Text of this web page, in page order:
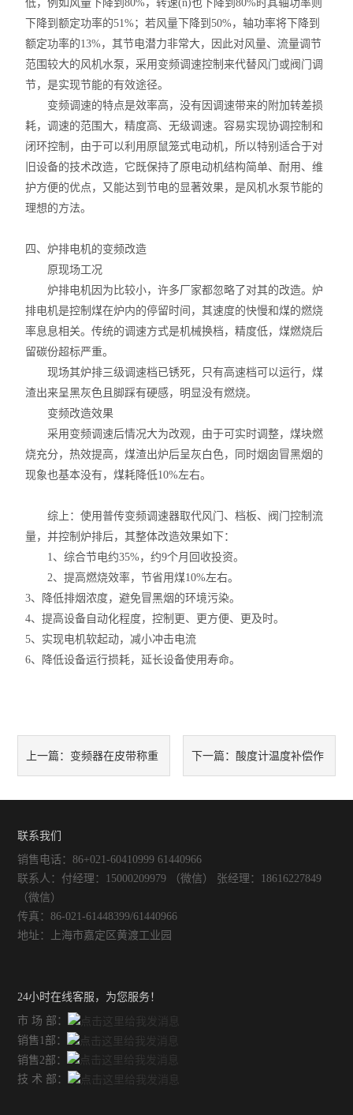
低，例如风量下降到80%，转速(n)也下降到80%时其轴功率则
下降到额定功率的51%；若风量下降到50%，轴功率将下降到
额定功率的13%，其节电潜力非常大，因此对风量、流量调节
范围较大的风机水泵，采用变频调速控制来代替风门或阀门调
节，是实现节能的有效途径。
变频调速的特点是效率高，没有因调速带来的附加转差损
耗，调速的范围大，精度高、无级调速。容易实现协调控制和
闭环控制，由于可以利用原鼠笼式电动机，所以特别适合于对
旧设备的技术改造，它既保持了原电动机结构简单、耐用、维
护方便的优点，又能达到节电的显著效果，是风机水泵节能的
理想的方法。
四、炉排电机的变频改造
原现场工况
炉排电机因为比较小，许多厂家都忽略了对其的改造。炉
排电机是控制煤在炉内的停留时间，其速度的快慢和煤的燃烧
率息息相关。传统的调速方式是机械换档，精度低，煤燃烧后
留碳份超标严重。
现场其炉排三级调速档已锈死，只有高速档可以运行，煤
渣出来呈黑灰色且脚踩有硬感，明显没有燃烧。
变频改造效果
采用变频调速后情况大为改观，由于可实时调整，煤块燃
烧充分，热效提高，煤渣出炉后呈灰白色，同时烟囱冒黑烟的
现象也基本没有，煤耗降低10%左右。
综上：使用普传变频调速器取代风门、档板、阀门控制流
量，并控制炉排后，其整体改造效果如下：
1、综合节电约35%，约9个月回收投资。
2、提高燃烧效率，节省用煤10%左右。
3、降低排烟浓度，避免冒黑烟的环境污染。
4、提高设备自动化程度，控制更、更方便、更及时。
5、实现电机软起动，减小冲击电流
6、降低设备运行损耗，延长设备使用寿命。
上一篇： 变频器在皮带称重 下一篇： 酸度计温度补偿作
联系我们
销售电话：86+021-60410999 61440966
联系人：付经理：15000209979 （微信） 张经理：18616227849
（微信）
传真：86-021-61448399/61440966
地址：上海市嘉定区黄渡工业园
24小时在线客服，为您服务！
市 场 部：
销售1部：
销售2部：
技 术 部：